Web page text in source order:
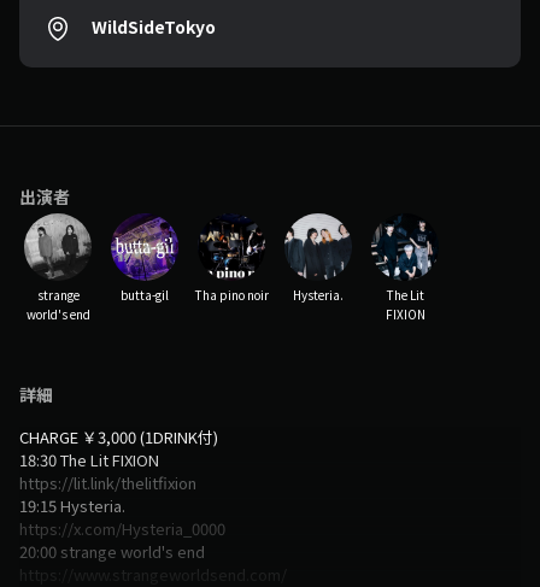
WildSideTokyo
出演者
strange
world's end
butta-gil Tha pino noir Hysteria.
The Lit
FIXION
詳細
CHARGE ￥3,000 (1DRINK付)
18:30 The Lit FIXION
https://lit.link/thelitfixion
19:15 Hysteria.
https://x.com/Hysteria_0000
20:00 strange world's end
https://www.strangeworldsend.com/